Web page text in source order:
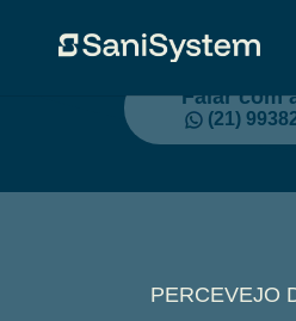
Falar com
(21)
PERCEVEJO